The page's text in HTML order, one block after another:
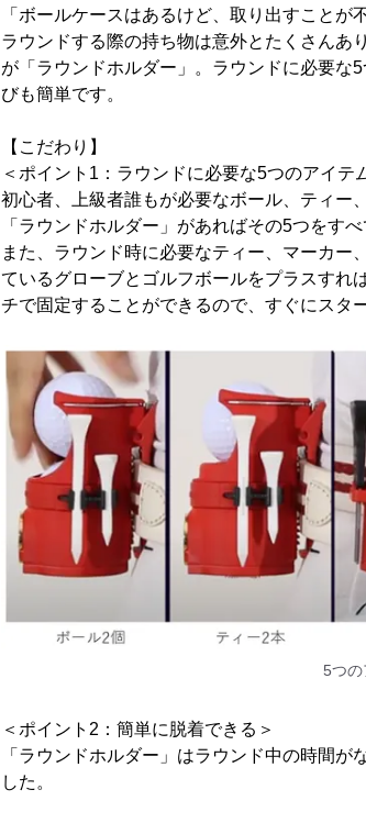
「ボールケースはあるけど、取り出すことが
ラウンドする際の持ち物は意外とたくさんあ
が「ラウンドホルダー」。ラウンドに必要な
びも簡単です。
【こだわり】
＜ポイント1：ラウンドに必要な5つのアイテ
初心者、上級者誰もが必要なボール、ティー
「ラウンドホルダー」があればその5つをす
また、ラウンド時に必要なティー、マーカー
ているグローブとゴルフボールをプラスすれ
チで固定することができるので、すぐにスタ
5つの
＜ポイント2：簡単に脱着できる＞
「ラウンドホルダー」はラウンド中の時間
した。